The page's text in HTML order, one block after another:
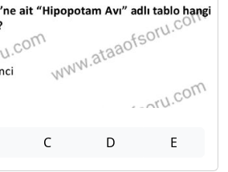
C D E